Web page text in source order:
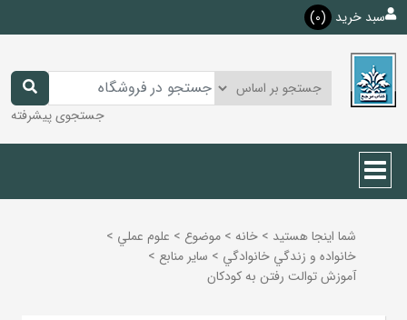
سبد خرید (0)
جستجوی پیشرفته
شما اینجا هستید > خانه > موضوع > علوم عملي >
خانواده و زندگي خانوادگي > ساير منابع >
آموزش توالت رفتن به کودکان